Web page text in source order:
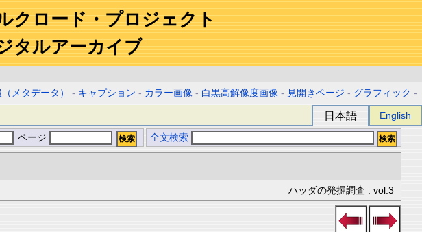
クロード・プロジェクト
タルアーカイブ
メタデータ） - キャプション - カラー画像 - 白黒高解像度画像 - 見開きページ - グラフィック -
日本語 English
ページ 全文検索
ハッダの発掘調査 : vol.3